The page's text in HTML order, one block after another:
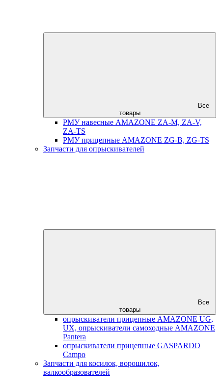
Все
товары
РМУ навесные AMAZONE ZA-M, ZA-V,
ZA-TS
РМУ прицепные AMAZONE ZG-B, ZG-TS
Запчасти для опрыскивателей
Все
товары
опрыскиватели прицепные AMAZONE UG,
UX, опрыскиватели самоходные AMAZONE
Pantera
опрыскиватели прицепные GASPARDO
Campo
Запчасти для косилок, ворошилок,
валкообразователей